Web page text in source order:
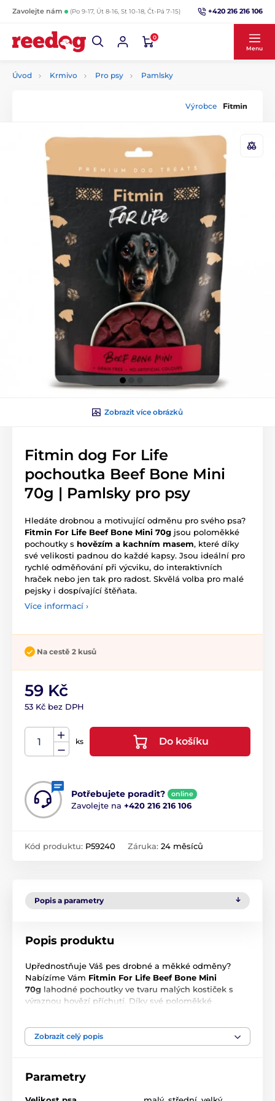
Zavolejte nám (Po 9-17, Út 8-16, St 10-18, Čt-Pá 7-15) +420 216 216 106
0
Menu
Úvod Krmivo Pro psy Pamlsky
Výrobce
Zobrazit více obrázků
Fitmin dog For Life
pochoutka Beef Bone Mini
70g | Pamlsky pro psy
Hledáte drobnou a motivující odměnu pro svého psa?
Fitmin For Life Beef Bone Mini 70g jsou poloměkké
pochoutky s hovězím a kachním masem, které díky
své velikosti padnou do každé kapsy. Jsou ideální pro
rychlé odměňování při výcviku, do interaktivních
hraček nebo jen tak pro radost. Skvělá volba pro malé
pejsky i dospívající štěňata.
Více informací ›
Na cestě 2 kusů
59 Kč
53 Kč bez DPH
ks Do košíku
Potřebujete poradit? online
Zavolejte na +420 216 216 106
Kód produktu: P59240 Záruka: 24 měsíců
Popis a parametry
Popis produktu
Upřednostňuje Váš pes drobné a měkké odměny?
Nabízíme Vám Fitmin For Life Beef Bone Mini
70g lahodné pochoutky ve tvaru malých kostiček s
výraznou hovězí příchutí. Díky své poloměkké
potřeba psa rychle odměnit bez dlouhého žvýkání.
Jsou vhodné pro psy všech velikostí, od nejmenších
od 6 měsíců věku.
Benefity
Zobrazit celý popis
Parametry